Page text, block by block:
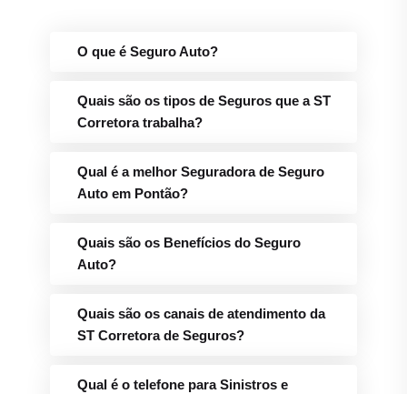
O que é Seguro Auto?
Quais são os tipos de Seguros que a ST
Corretora trabalha?
Qual é a melhor Seguradora de Seguro
Auto em Pontão?
Quais são os Benefícios do Seguro
Auto?
Quais são os canais de atendimento da
ST Corretora de Seguros?
Qual é o telefone para Sinistros e